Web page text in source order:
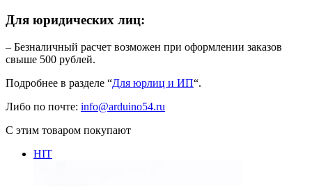
Для юридических лиц:
– Безналичный расчет возможен при оформлении заказов
свыше 500 рублей.
Подробнее в разделе “Для юрлиц и ИП“.
Либо по почте: info@arduino54.ru
С этим товаром покупают
HIT